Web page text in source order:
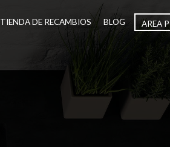
TIENDA DE RECAMBIOS BLOG AREA